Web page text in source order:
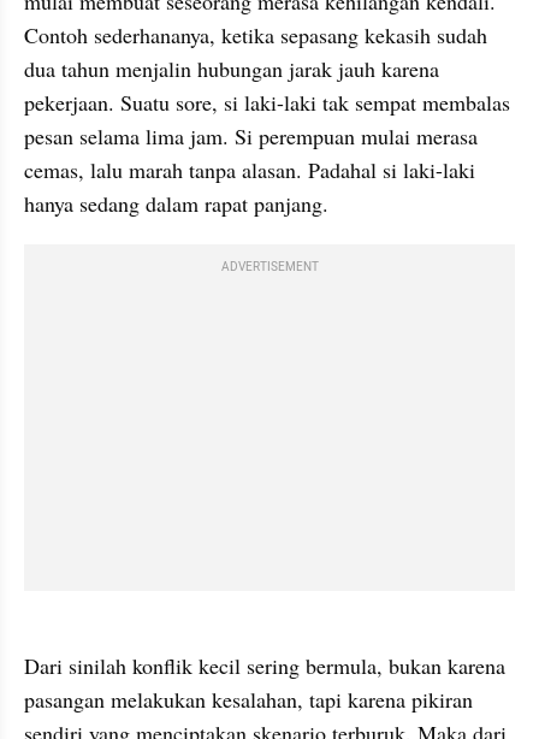
Contoh sederhananya, ketika sepasang kekasih sudah
dua tahun menjalin hubungan jarak jauh karena
pekerjaan. Suatu sore, si laki-laki tak sempat membalas
pesan selama lima jam. Si perempuan mulai merasa
cemas, lalu marah tanpa alasan. Padahal si laki-laki
hanya sedang dalam rapat panjang.
ADVERTISEMENT
Dari sinilah konflik kecil sering bermula, bukan karena
pasangan melakukan kesalahan, tapi karena pikiran
sendiri yang menciptakan skenario terburuk. Maka dari